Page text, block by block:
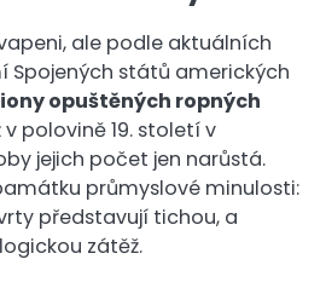
ale podle aktuálních
Spojených států amerických
opuštěných ropných
v polovině 19. století v
jejich počet jen narůstá.
průmyslové minulosti:
představují tichou, a
zátěž.